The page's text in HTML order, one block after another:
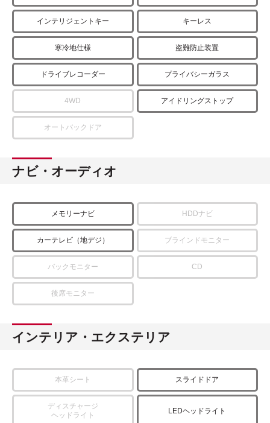
インテリジェントキー キーレス
寒冷地仕様 盗難防止装置
ドライブレコーダー プライバシーガラス
4WD アイドリングストップ
オートバックドア
ナビ・オーディオ
メモリーナビ HDDナビ
カーテレビ（地デジ） ブラインドモニター
バックモニター CD
後席モニター
インテリア・エクステリア
本革シート スライドドア
ディスチャージ
ヘッドライト
LEDヘッドライト